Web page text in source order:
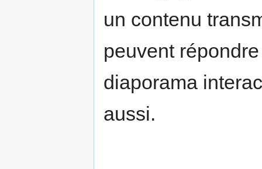
un contenu
peuvent
diaporama
aussi.